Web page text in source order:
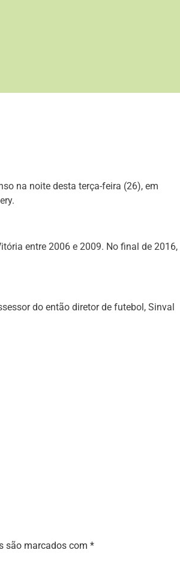
na noite desta terça-feira (26), em
entre 2006 e 2009. No final de 2016,
do então diretor de futebol, Sinval
são marcados com *